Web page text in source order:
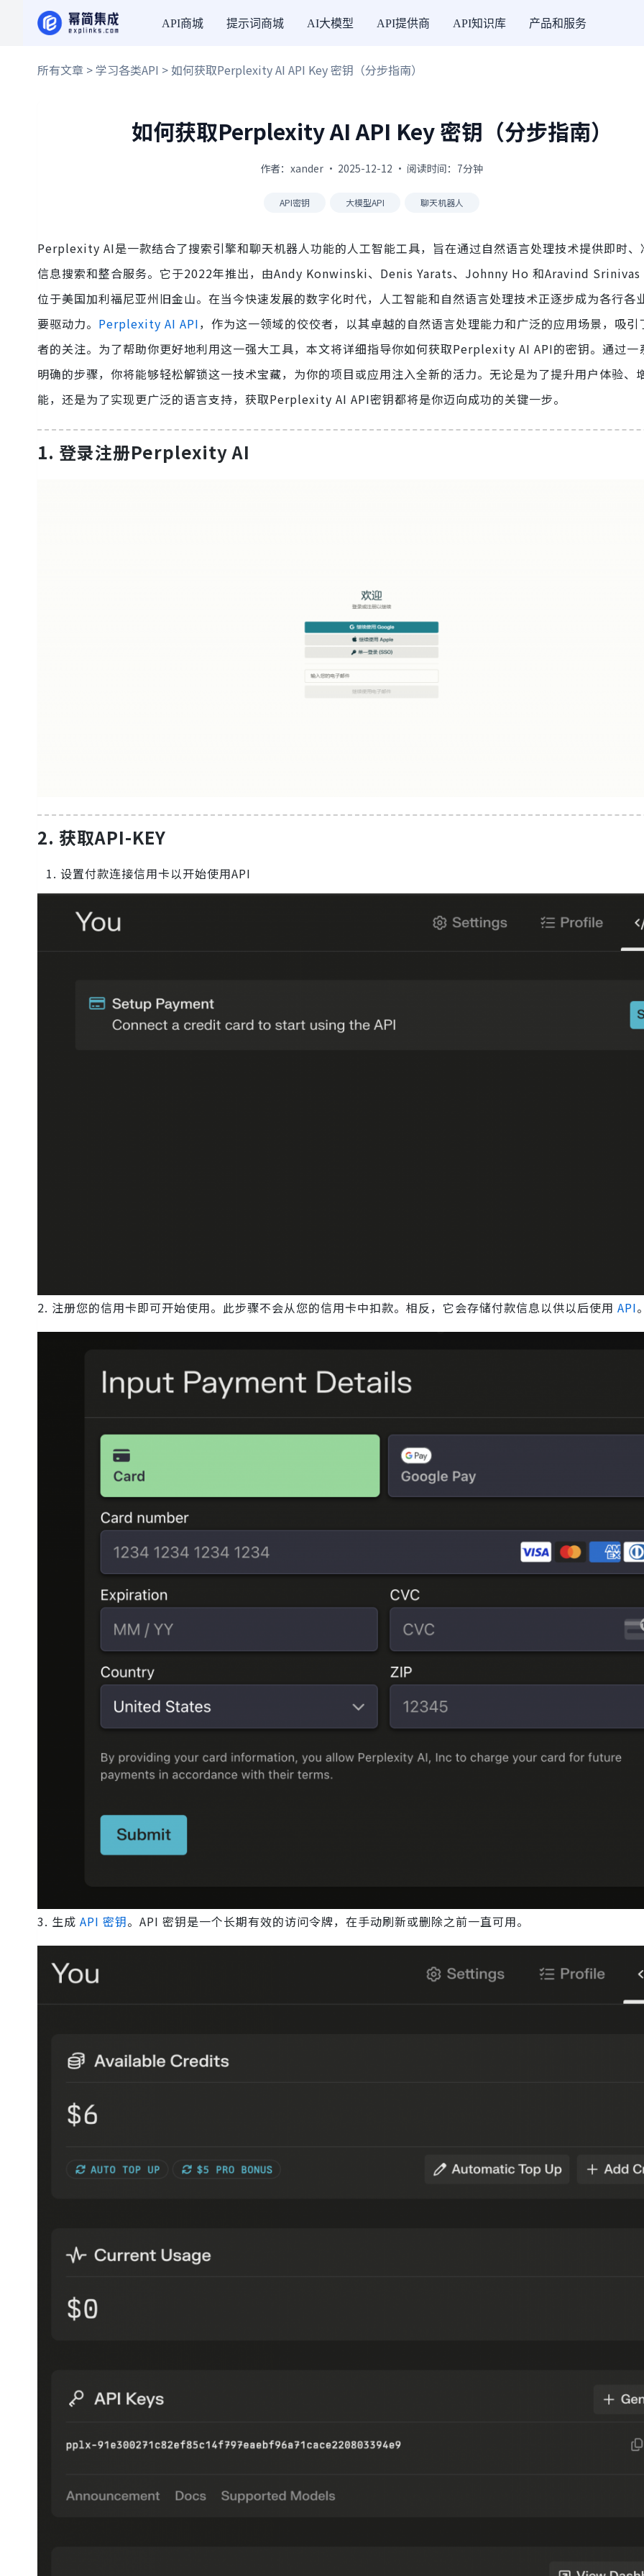
API商城 提示词商城 AI大模型 API提供商 API知识库 产品和服务
所有文章 >学习各类API > 如何获取Perplexity AI API Key 密钥（分步指南）
如何获取Perplexity AI API Key 密钥（分步指南）
作者：xander · 2025-12-12 · 阅读时间：7分钟
API密钥 大模型API 聊天机器人
Perplexity AI是一款结合了搜索引擎和聊天机器人功能的人工智能工具，旨在通过自然语言处理技术提供即时、
信息搜索和整合服务。它于2022年推出，由Andy Konwinski、Denis Yarats、Johnny Ho 和Aravind Srinivas
位于美国加利福尼亚州旧金山。在当今快速发展的数字化时代，人工智能和自然语言处理技术正逐步成为各行各
要驱动力。 Perplexity AI API，作为这一领域的佼佼者，以其卓越的自然语言处理能力和广泛的应用场景，吸引
者的关注。为了帮助你更好地利用这一强大工具，本文将详细指导你如何获取Perplexity AI API的密钥。通过一
明确的步骤，你将能够轻松解锁这一技术宝藏，为你的项目或应用注入全新的活力。无论是为了提升用户体验、
能，还是为了实现更广泛的语言支持，获取Perplexity AI API密钥都将是你迈向成功的关键一步。
1. 登录注册Perplexity AI
2. 获取API-KEY
设置付款连接信用卡以开始使用API
2. 注册您的信用卡即可开始使用。此步骤不会从您的信用卡中扣款。相反，它会存储付款信息以供以后使用 API
3. 生成 API 密钥。API 密钥是一个长期有效的访问令牌，在手动刷新或删除之前一直可用。